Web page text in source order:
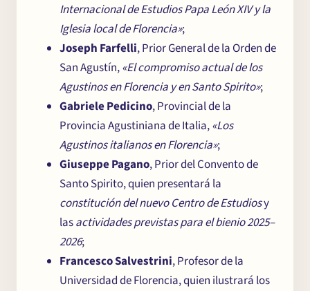
Internacional de Estudios Papa León XIV y la
Iglesia local de Florencia»;
Joseph Farfelli, Prior General de la Orden de
San Agustín,«El compromiso actual de los
Agustinos en Florencia y en Santo Spirito»;
Gabriele Pedicino, Provincial de la
Provincia Agustiniana de Italia,«Los
Agustinos italianos en Florencia»;
Giuseppe Pagano, Prior del Convento de
Santo Spirito, quien presentará la
constitución del nuevo Centro de Estudiosy
lasactividades previstas para el bienio 2025–
2026;
Francesco Salvestrini, Profesor de la
Universidad de Florencia, quien ilustrará los